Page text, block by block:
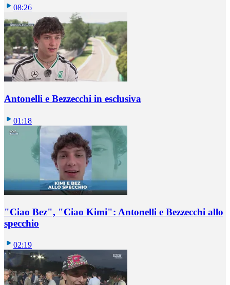
08:26
Antonelli e Bezzecchi in esclusiva
01:18
"Ciao Bez", "Ciao Kimi": Antonelli e Bezzecchi allo
specchio
02:19